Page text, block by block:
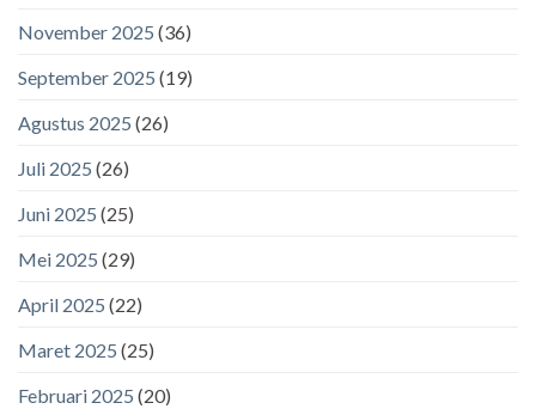
November 2025 (36)
September 2025 (19)
Agustus 2025 (26)
Juli 2025 (26)
Juni 2025 (25)
Mei 2025 (29)
April 2025 (22)
Maret 2025 (25)
Februari 2025 (20)